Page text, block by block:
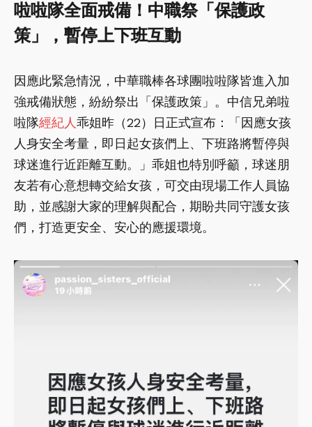
啦啦隊全面戒備！中職祭「保護政
策」，暫停上下班互動
因應此緊急情況，中華職棒各球團啦啦隊皆進入加
強戒備狀態，紛紛祭出「保護政策」。中信兄弟啦
啦隊經紀人乖姐昨（22）日正式宣布：「因應女孩
人身安全考量，即日起女孩們上、下班路將暫停與
球迷進行近距離互動。」乖姐也特別呼籲，球迷朋
友若有心意想轉交給女孩，可交由現場工作人員協
助，並感謝大家的理解與配合，期盼共同守護女孩
們，打造更安全、安心的應援環境。